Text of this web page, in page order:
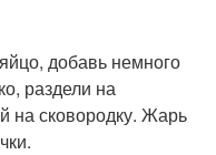
добавь немного
раздели на
на сковородку. Жарь